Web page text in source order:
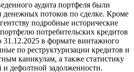
аудита портфеля были
потоков по сделке. Кроме
подробные исторические
потребительских кредитов
31.12.2025 в формате винтажного
по реструктуризации кредитов и
каникулам, а также статистику
и дефолтной задолженности.